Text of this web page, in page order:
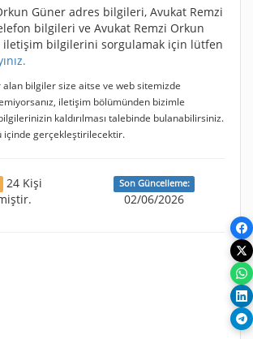
Güner adres bilgileri, Avukat Remzi
bilgileri ve Avukat Remzi Orkun
iletişim bilgilerini sorgulamak için lütfen
alan bilgiler size aitse ve web sitemizde
iletişim bölümünden bizimle
kaldırılması talebinde bulanabilirsiniz.
içinde gerçekleştirilecektir.
24 Kişi
Son Güncelleme:
02/06/2026